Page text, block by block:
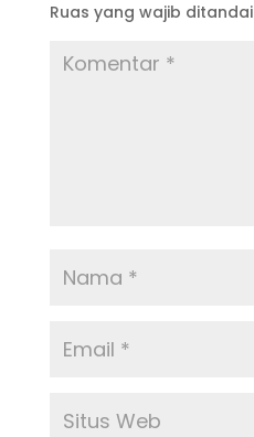
Ruas yang wajib ditandai